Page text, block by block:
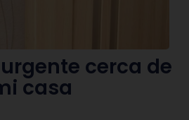
cerca de
casa